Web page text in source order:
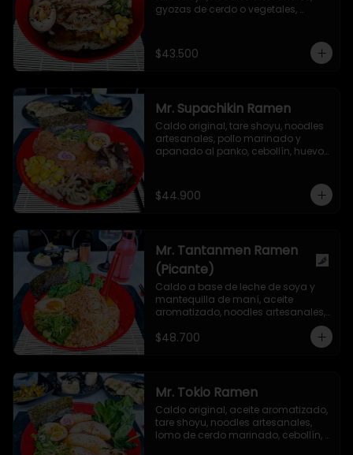
gyozas de cerdo o vegetales,
ajonjolí y alga nori.
$43.500
Mr. Supachikin Ramen
Caldo original, tare shoyu, noodles
artesanales, pollo marinado y
apanado al panko, cebollín, huevo
de ajonjolí y alga nori.
$44.900
Mr. Tantanmen Ramen
(Picante)
Caldo a base de leche de soya y
mantequilla de maní, aceite
aromatizado, noodles artesanales,
carne de cerdo molida marinada
en salsa secreta, cebollín, bok choy,
huevo nitamago, aceite de ajonjolí
$48.700
Mr. Tokio Ramen
Caldo original, aceite aromatizado,
tare shoyu, noodles artesanales,
lomo de cerdo marinado, cebollín,